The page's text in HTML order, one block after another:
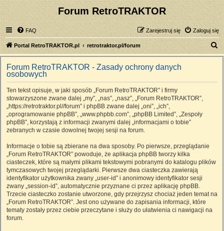
Forum RetroTRAKTOR
FAQ Zaloguj się
Zarejestruj się
Portal RetroTRAKTOR.pl retrotraktor.pl/forum
z
Forum RetroTRAKTOR - Zasady ochrony danych
osobowych
Ten tekst opisuje, w jaki sposób „Forum RetroTRAKTOR” i firmy
stowarzyszone zwane dalej „my”, „nas”, „nasz”, „Forum RetroTRAKTOR”,
„https://retrotraktor.pl//forum” i phpBB zwane dalej „oni”, „ich”,
„oprogramowanie phpBB”, „www.phpbb.com”, „phpBB Limited”, „Zespoły
phpBB”, korzystają z informacji zwanymi dalej „informacjami o tobie”
zebranych w czasie dowolnej twojej sesji na forum.
Informacje o tobie są zbierane na dwa sposoby. Po pierwsze, przeglądanie
„Forum RetroTRAKTOR” powoduje, że aplikacja phpBB tworzy kilka
ciasteczek, które są małymi plikami tekstowymi pobranymi do katalogu plików
tymczasowych twojej przeglądarki. Pierwsze dwa ciasteczka zawierają
identyfikator użytkownika zwany „user-id” i anonimowy identyfikator sesji
zwany „session-id”, automatycznie przyznane ci przez aplikację phpBB.
Trzecie ciasteczko zostanie utworzone, gdy przejrzysz chociaż jeden temat na
„Forum RetroTRAKTOR”. Jest ono używane do zapisania informacji, które
tematy zostały przez ciebie przeczytane i służy do ułatwienia ci nawigacji na
forum.